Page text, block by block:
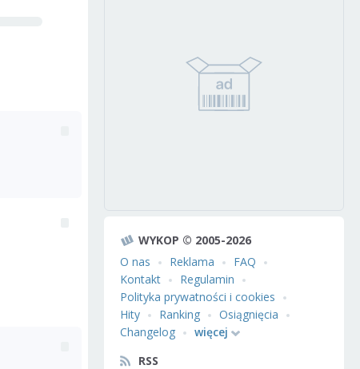
WYKOP © 2005-2026
O nas
Reklama
FAQ
Kontakt
Regulamin
Polityka prywatności i cookies
Hity
Ranking
Osiągnięcia
Changelog
więcej
RSS